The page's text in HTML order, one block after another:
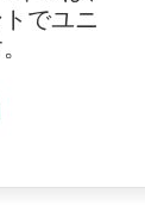
でユニ